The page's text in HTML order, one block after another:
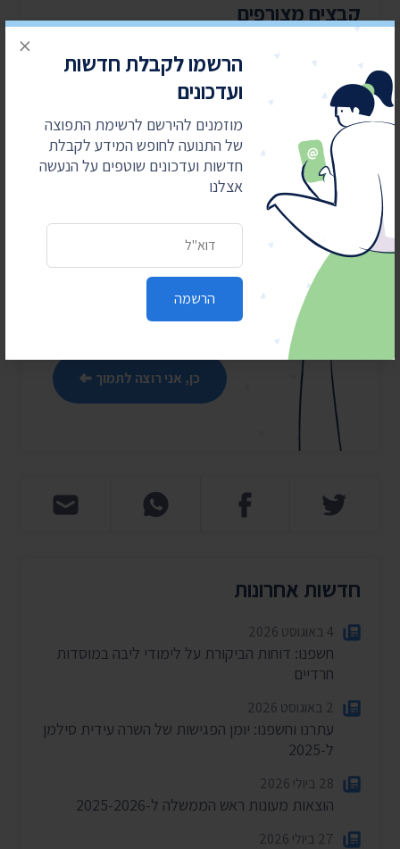
הרשמו לקבלת חדשות
ועדכונים
מוזמנים להירשם לרשימת התפוצה
של התנועה לחופש המידע לקבלת
חדשות ועדכונים שוטפים על הנעשה
אצלנו
הרשמה
×
קבצים מצורפים
המכתב שקיבלנו ממשרד החקלאות
מאבקים משפטיים
עולים כסף
את מהפכת השקיפות ומחזירה
את המידע לציבור. כדי שנוכל
להמשיך אנחנו זקוקים
כן, אני רוצה לתמוך
חדשות אחרונות
4 באוגוסט 2026
חשפנו: דוחות הביקורת על לימודי ליבה במוסדות
חרדיים
2 באוגוסט 2026
עתרנו וחשפנו: יומן הפגישות של השרה עידית סילמן
ל-2025
28 ביולי 2026
הוצאות מעונות ראש הממשלה ל-2025-2026
27 ביולי 2026